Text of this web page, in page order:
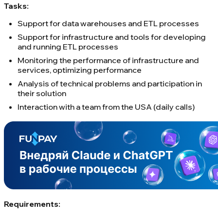
Tasks:
Support for data warehouses and ETL processes
Support for infrastructure and tools for developing
and running ETL processes
Monitoring the performance of infrastructure and
services, optimizing performance
Analysis of technical problems and participation in
their solution
Interaction with a team from the USA (daily calls)
Requirements: